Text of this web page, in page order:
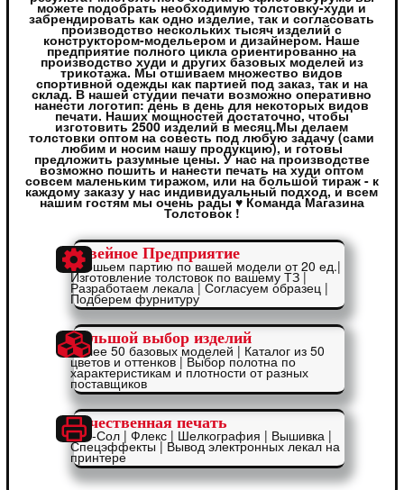
можете подобрать необходимую толстовку-худи и
забрендировать как одно изделие, так и согласовать
производство нескольких тысяч изделий с
конструктором-модельером и дизайнером. Наше
предприятие полного цикла ориентированно на
производство худи и других базовых моделей из
трикотажа. Мы отшиваем множество видов
спортивной одежды как партией под заказ, так и на
склад. В нашей студии печати возможно оперативно
нанести логотип: день в день для некоторых видов
печати. Наших мощностей достаточно, чтобы
изготовить 2500 изделий в месяц.Мы делаем
толстовки оптом на совесть под любую задачу (сами
любим и носим нашу продукцию), и готовы
предложить разумные цены. У нас на производстве
возможно пошить и нанести печать на худи оптом
совсем маленьким тиражом, или на большой тираж - к
каждому заказу у нас индивидуальный подход, и всем
нашим гостям мы очень рады ♥ Команда Магазина
Толстовок !
Швейное Предприятие
Отошьем партию по вашей модели от 20 ед.|
Изготовление толстовок по вашему ТЗ |
Разработаем лекала | Согласуем образец |
Подберем фурнитуру
Большой выбор изделий
Более 50 базовых моделей | Каталог из 50
цветов и оттенков | Выбор полотна по
характеристикам и плотности от разных
поставщиков
Качественная печать
Эко-Сол | Флекс | Шелкография | Вышивка |
Спецэффекты | Вывод электронных лекал на
принтере